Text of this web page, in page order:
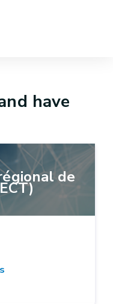
have
de